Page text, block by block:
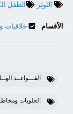
التوتر الطفل
الأقسام
القـــواعــد
الحلويات